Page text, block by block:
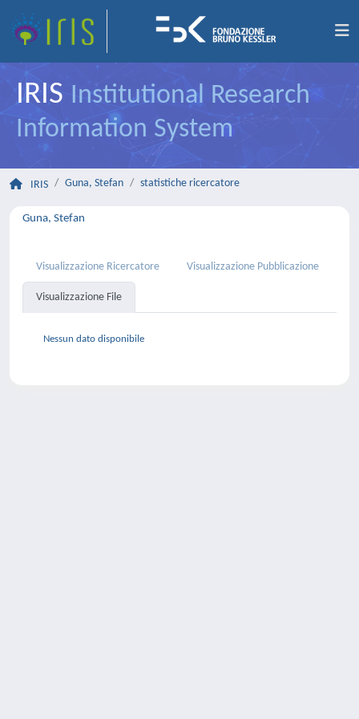
IRIS Institutional Research
Information System
IRIS Guna, Stefan statistiche ricercatore
Guna, Stefan
Visualizzazione Ricercatore Visualizzazione Pubblicazione
Visualizzazione File
Nessun dato disponibile